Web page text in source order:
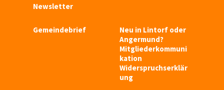
Newsletter
Gemeindebrief
Neu in Lintorf oder
Angermund?
Mitgliederkommuni
kation
Widerspruchserklär
ung